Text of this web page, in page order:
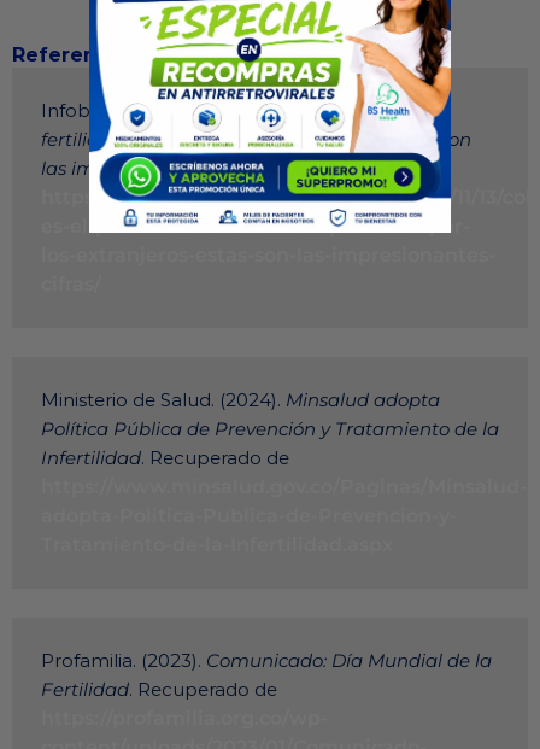
Referencias
Infobae. (2024).
Colombia es el país líder en
fertilidad preferido por los extranjeros: estas son
las impresionantes cifras
. Recuperado de
https://www.infobae.com/colombia/2024/11/13/
es-el-pais-lider-en-fertilidad-preferido-por-
Ministerio de Salud. (2024). Minsalud adopta
Política Pública de Prevención y Tratamiento de la
Infertilidad
Profamilia. (2023). Comunicado: Día Mundial de la
Fertilidad